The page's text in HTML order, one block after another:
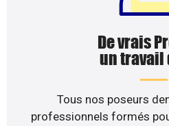
De vrais
un travail
Tous nos poseurs
professionnels formés